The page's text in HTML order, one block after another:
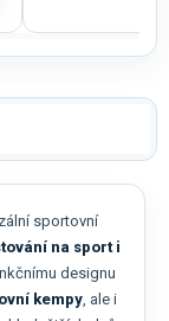
sportovní
na sport i
designu
kempy, ale i